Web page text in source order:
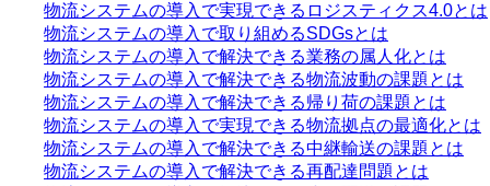
物流システムの導入で実現できるロジスティクス4.0とは
物流システムの導入で取り組めるSDGsとは
物流システムの導入で解決できる業務の属人化とは
物流システムの導入で解決できる物流波動の課題とは
物流システムの導入で解決できる帰り荷の課題とは
物流システムの導入で実現できる物流拠点の最適化とは
物流システムの導入で解決できる中継輸送の課題とは
物流システムの導入で解決できる再配達問題とは